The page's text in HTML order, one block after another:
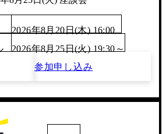
2026年8月20日(木) 16:00
2026年8月25日(火) 19:30～
参加申し込み